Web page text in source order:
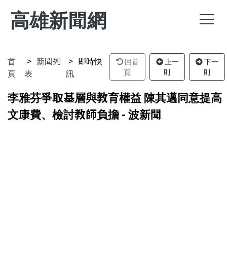
高雄新聞網
首
頁
新聞列
表
即時快
訊
回首
頁
上一
則
下一
則
李雅芬爭取基層與教育權益 陳其邁同意提高
文康費、檢討教師負擔 - 波新聞